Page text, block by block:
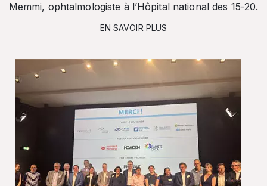
Memmi, ophtalmologiste à l’Hôpital national des 15-20.
EN SAVOIR PLUS